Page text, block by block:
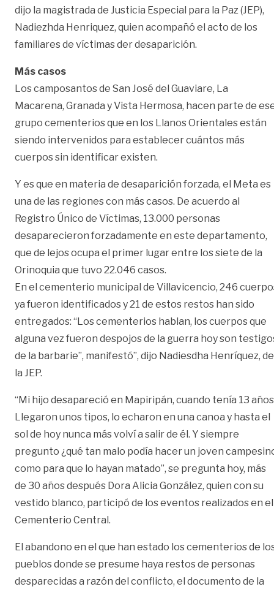
dijo la magistrada de Justicia Especial para la Paz (JEP),
Nadiezhda Henriquez, quien acompañó el acto de los
familiares de víctimas der desaparición.
Más casos
Los camposantos de San José del Guaviare, La
Macarena, Granada y Vista Hermosa, hacen parte de
grupo cementerios que en los Llanos Orientales están
siendo intervenidos para establecer cuántos más
cuerpos sin identificar existen.
Y es que en materia de desaparición forzada, el Meta es
una de las regiones con más casos. De acuerdo al
Registro Único de Víctimas, 13.000 personas
desaparecieron forzadamente en este departamento,
que de lejos ocupa el primer lugar entre los siete de la
Orinoquia que tuvo 22.046 casos.
En el cementerio municipal de Villavicencio, 246
ya fueron identificados y 21 de estos restos han sido
entregados: “Los cementerios hablan, los cuerpos que
alguna vez fueron despojos de la guerra hoy son
de la barbarie”, manifestó”, dijo Nadiesdha Henríquez, de
la JEP.
“Mi hijo desapareció en Mapiripán, cuando tenía 13
Llegaron unos tipos, lo echaron en una canoa y hasta el
sol de hoy nunca más volví a salir de él. Y siempre
pregunto ¿qué tan malo podía hacer un joven
como para que lo hayan matado”, se pregunta hoy, más
de 30 años después Dora Alicia González, quien con su
vestido blanco, participó de los eventos realizados en el
Cementerio Central.
El abandono en el que han estado los cementerios de
pueblos donde se presume haya restos de personas
desparecidas a razón del conflicto, el documento de la